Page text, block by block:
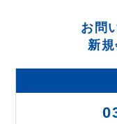
お問
新